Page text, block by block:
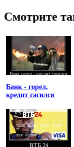
Смотрите
Банк - горел,
кредит гасился